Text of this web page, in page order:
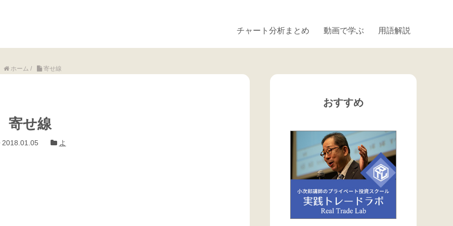
チャート分析まとめ 動画で学ぶ 用語解説
ホーム / 寄せ線
寄せ線
2018.01.05 よ
おすすめ